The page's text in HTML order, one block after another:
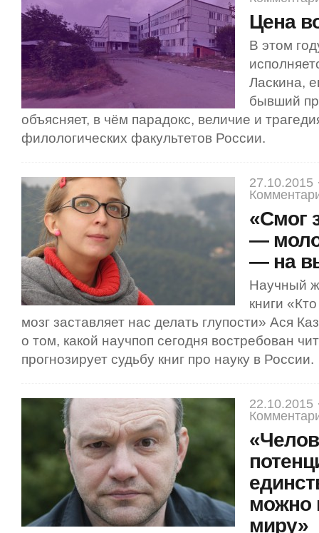
Цена
В этом
Ласкина,
бывший
объясняет, в чём парадокс, величие и
филологических факультетов России.
27.10.2015
«Смог
—
— на
Научный
книги
мозг заставляет нас делать глупости» Ася
о том, какой научпоп сегодня востребован
прогнозирует судьбу книг про науку в России.
22.10.2015
можно
миру»